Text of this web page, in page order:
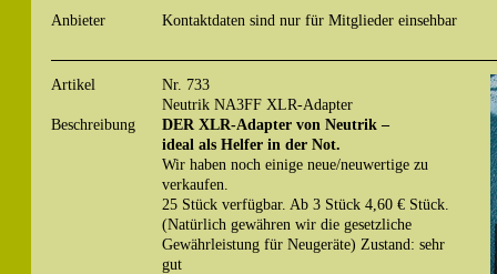
Anbieter Kontaktdaten sind nur für Mitglieder einsehbar
Artikel
Nr. 733
Neutrik NA3FF XLR-Adapter
Beschreibung
DER XLR-Adapter von Neutrik –
ideal als Helfer in der Not.
Wir haben noch einige neue/neuwertige zu
verkaufen.
25 Stück verfügbar. Ab 3 Stück 4,60 € Stück.
(Natürlich gewähren wir die gesetzliche
Gewährleistung für Neugeräte) Zustand: sehr
gut